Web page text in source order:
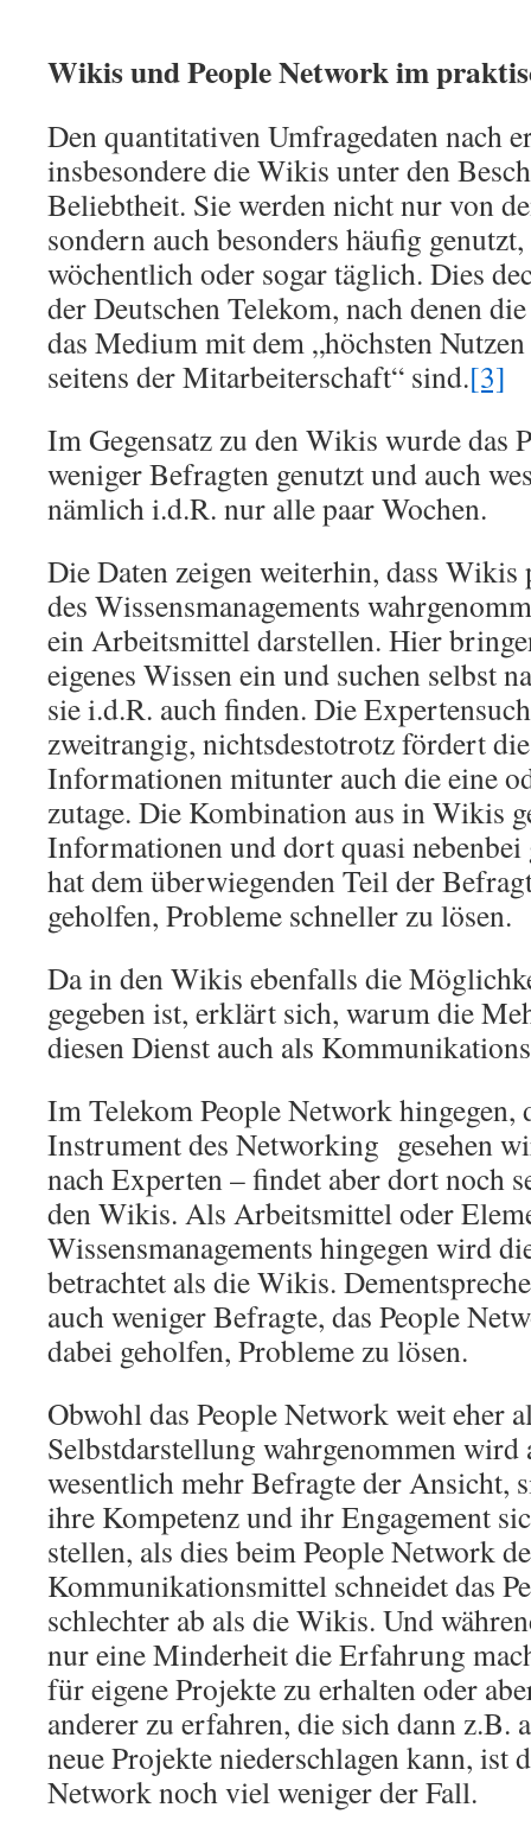
Wikis und People Network im
Den quantitativen Umfragedaten nach
insbesondere die Wikis unter den
Beliebtheit. Sie werden nicht nur von
sondern auch besonders häufig
wöchentlich oder sogar täglich. Dies
der Deutschen Telekom, nach denen
das Medium mit dem „höchsten
seitens der Mitarbeiterschaft“ sind.[3]
Im Gegensatz zu den Wikis wurde das
weniger Befragten genutzt und auch
nämlich i.d.R. nur alle paar Wochen.
Die Daten zeigen weiterhin, dass
des Wissensmanagements
ein Arbeitsmittel darstellen. Hier
eigenes Wissen ein und suchen selbst
sie i.d.R. auch finden. Die
zweitrangig, nichtsdestotrotz fördert
Informationen mitunter auch die eine
zutage. Die Kombination aus in Wikis
Informationen und dort quasi
hat dem überwiegenden Teil der
geholfen, Probleme schneller zu lösen.
Da in den Wikis ebenfalls die
gegeben ist, erklärt sich, warum die
diesen Dienst auch als
Im Telekom People Network hingegen,
Instrument des Networking gesehen
nach Experten – findet aber dort noch
den Wikis. Als Arbeitsmittel oder
Wissensmanagements hingegen wird
betrachtet als die Wikis.
auch weniger Befragte, das People
dabei geholfen, Probleme zu lösen.
Obwohl das People Network weit eher
Selbstdarstellung wahrgenommen
wesentlich mehr Befragte der Ansicht,
ihre Kompetenz und ihr Engagement
stellen, als dies beim People Network
Kommunikationsmittel schneidet das
schlechter ab als die Wikis. Und
nur eine Minderheit die Erfahrung
für eigene Projekte zu erhalten oder
anderer zu erfahren, die sich dann z.B.
neue Projekte niederschlagen kann, ist
Network noch viel weniger der Fall.